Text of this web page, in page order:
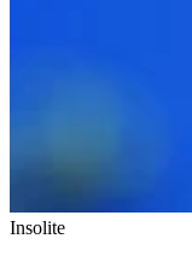
Insolite